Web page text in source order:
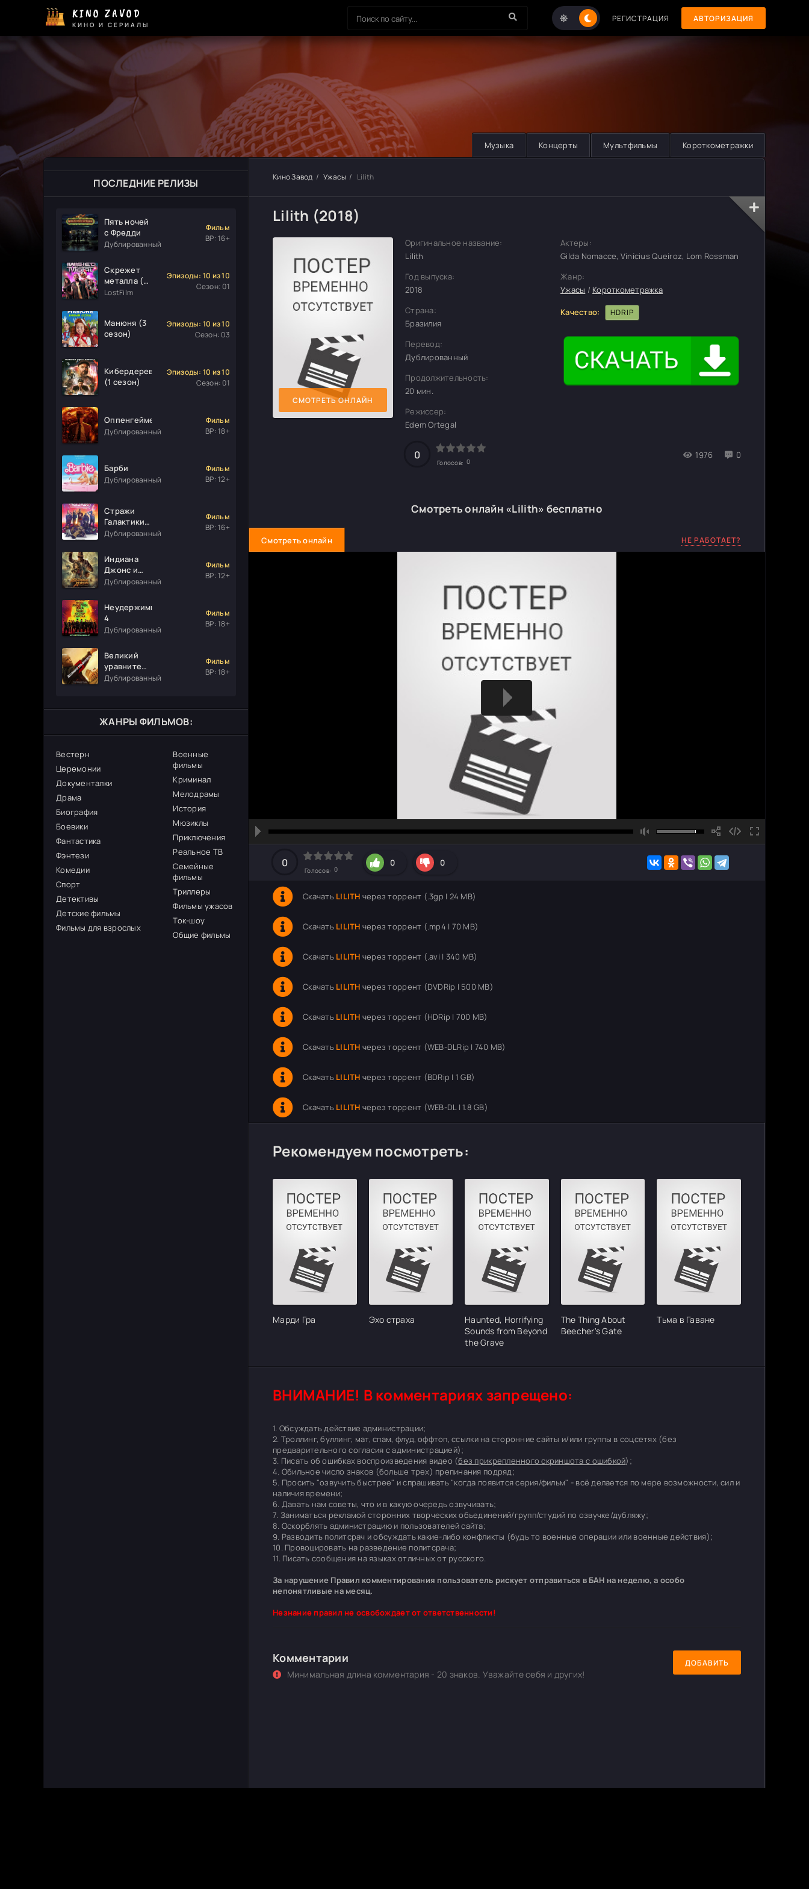
KINO ZAVOD
КИНО И СЕРИАЛЫ
РЕГИСТРАЦИЯ АВТОРИЗАЦИЯ
Музыка Концерты Мультфильмы Короткометражки
ПОСЛЕДНИЕ РЕЛИЗЫ
Пять ночей
с Фредди
Дублированный
Фильм
ВР: 16+
Скрежет
металла (1
сезон)
LostFilm
Эпизоды: 10 из 10
Сезон: 01
Манюня (3
сезон)
Эпизоды: 10 из 10
Сезон: 03
Кибердеревня
(1 сезон)
Эпизоды: 10 из 10
Сезон: 01
Оппенгеймер
Дублированный
Фильм
ВР: 18+
Барби
Дублированный
Фильм
ВР: 12+
Стражи
Галактики.
Часть 3
Дублированный
Фильм
ВР: 16+
Индиана
Джонс и
колесо
Дублированный
Фильм
ВР: 12+
Неудержимые
4
Дублированный
Фильм
ВР: 18+
Великий
уравнитель
3
Дублированный
Фильм
ВР: 18+
ЖАНРЫ ФИЛЬМОВ:
Вестерн
Церемонии
Документалки
Драма
Биография
Боевики
Фантастика
Фэнтези
Комедии
Спорт
Детективы
Детские фильмы
Фильмы для взрослых
Военные
фильмы
Криминал
Мелодрамы
История
Мюзиклы
Приключения
Реальное ТВ
Семейные
фильмы
Триллеры
Фильмы ужасов
Ток-шоу
Общие фильмы
Кино Завод Ужасы Lilith
Lilith (2018)
СМОТРЕТЬ ОНЛАЙН
Оригинальное название:
Lilith
Год выпуска:
2018
Страна:
Бразилия
Перевод:
Дублированный
Продолжительность:
20 мин.
Режиссер:
Edem Ortegal
0
Голосов: 0
1976 0
Актеры:
Gilda Nomacce, Vinícius Queiroz, Lom Rossman
Жанр:
Ужасы / Короткометражка
Качество: HDRIP
Смотреть онлайн «Lilith» бесплатно
Смотреть онлайн НЕ РАБОТАЕТ?
hd2160
hd1440
highres
hd1080
hd720
large
medium
small
tiny
0
Голосов: 0
0 0
Скачать LILITH через торрент (.3gp | 24 MB)
Скачать LILITH через торрент (.mp4 | 70 MB)
Скачать LILITH через торрент (.avi | 340 MB)
Скачать LILITH через торрент (DVDRip | 500 MB)
Скачать LILITH через торрент (HDRip | 700 MB)
Скачать LILITH через торрент (WEB-DLRip | 740 MB)
Скачать LILITH через торрент (BDRip | 1 GB)
Скачать LILITH через торрент (WEB-DL | 1.8 GB)
Рекомендуем посмотреть:
Марди Гра Эхо страха
Haunted, Horrifying
Sounds from Beyond
the Grave
The Thing About
Beecher's Gate
Тьма в Гаване
ВНИМАНИЕ! В комментариях запрещено:
1. Обсуждать действие администрации;
2. Троллинг, буллинг, мат, спам, флуд, оффтоп, ссылки на сторонние сайты и/или группы в соцсетях (без
предварительного согласия с администрацией);
3. Писать об ошибках воспроизведения видео (без прикрепленного скриншота с ошибкой);
4. Обильное число знаков (больше трех) препинания подряд;
5. Просить "озвучить быстрее" и спрашивать "когда появится серия/фильм" - всё делается по мере возможности, сил и
наличия времени;
6. Давать нам советы, что и в какую очередь озвучивать;
7. Заниматься рекламой сторонних творческих объединений/групп/студий по озвучке/дубляжу;
8. Оскорблять администрацию и пользователей сайта;
9. Разводить политсрач и обсуждать какие-либо конфликты (будь то военные операции или военные действия);
10. Провоцировать на разведение политсрача;
11. Писать сообщения на языках отличных от русского.
За нарушение Правил комментирования пользователь рискует отправиться в БАН на неделю, а особо
непонятливые на месяц.
Незнание правил не освобождает от ответственности!
Комментарии
Минимальная длина комментария - 20 знаков. Уважайте себя и других!
ДОБАВИТЬ